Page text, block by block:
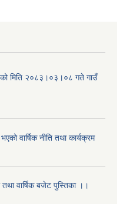
मिति २०८३।०३।०८ गते गाउँ
वार्षिक नीति तथा कार्यक्रम
वार्षिक बजेट पुस्तिका ।।